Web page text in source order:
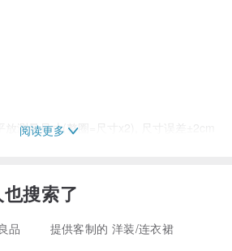
放测量尺寸(整圈=尺寸x2), 尺寸误差±2cm
阅读更多
搜索了
品 提供客制的 洋装/连衣裙